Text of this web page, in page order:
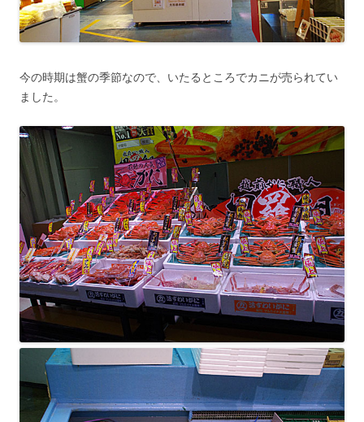
今の時期は蟹の季節なので、いたるところでカニが売られてい
ました。